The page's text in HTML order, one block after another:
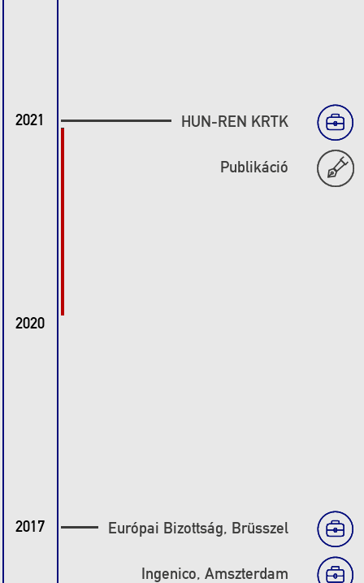
2021 HUN-REN KRTK
Publikáció
2020
2017 Európai Bizottság, Brüsszel
Ingenico, Amszterdam